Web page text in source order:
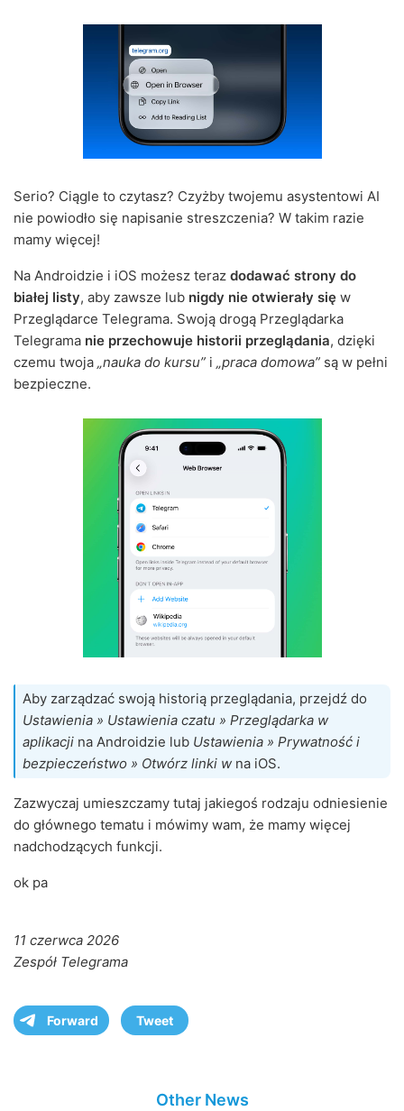
Serio? Ciągle to czytasz? Czyżby twojemu asystentowi AI
nie powiodło się napisanie streszczenia? W takim razie
mamy więcej!
Na Androidzie i iOS możesz teraz dodawać strony do
białej listy, aby zawsze lub nigdy nie otwierały się w
Przeglądarce Telegrama. Swoją drogą Przeglądarka
Telegrama nie przechowuje historii przeglądania, dzięki
czemu twoja „nauka do kursu” i „praca domowa” są w pełni
bezpieczne.
Aby zarządzać swoją historią przeglądania, przejdź do
Ustawienia » Ustawienia czatu » Przeglądarka w
aplikacji na Androidzie lub Ustawienia » Prywatność i
bezpieczeństwo » Otwórz linki w na iOS.
Zazwyczaj umieszczamy tutaj jakiegoś rodzaju odniesienie
do głównego tematu i mówimy wam, że mamy więcej
nadchodzących funkcji.
ok pa
11 czerwca 2026
Zespół Telegrama
Forward Tweet
Other News